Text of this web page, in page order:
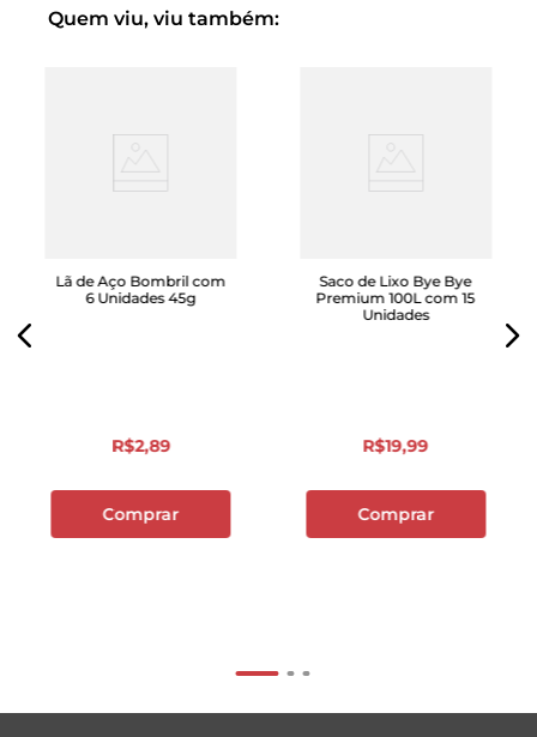
Quem viu, viu também:
Lã de Aço Bombril com
6 Unidades 45g
R$2,89
Comprar
Saco de Lixo Bye Bye
Premium 100L com 15
Unidades
R$19,99
Comprar